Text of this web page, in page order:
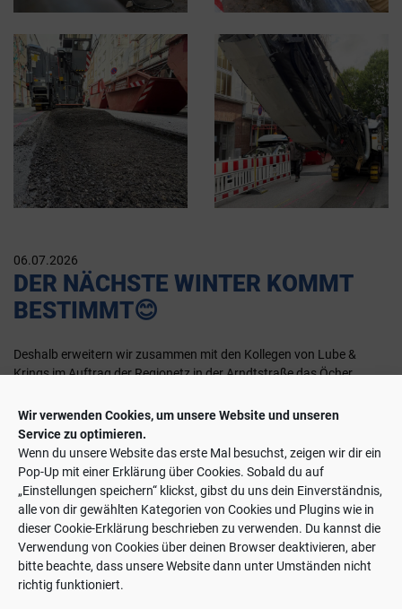
Wir verwenden Cookies, um unsere Website und unseren
Service zu optimieren.
Wenn du unsere Website das erste Mal besuchst, zeigen wir dir ein
Pop-Up mit einer Erklärung über Cookies. Sobald du auf
„Einstellungen speichern“ klickst, gibst du uns dein Einverständnis,
alle von dir gewählten Kategorien von Cookies und Plugins wie in
dieser Cookie-Erklärung beschrieben zu verwenden. Du kannst die
Verwendung von Cookies über deinen Browser deaktivieren, aber
bitte beachte, dass unsere Website dann unter Umständen nicht
richtig funktioniert.
06.07.2026
DER NÄCHSTE WINTER KOMMT
BESTIMMT😊
Deshalb erweitern wir zusammen mit den Kollegen von Lube &
Krings im Auftrag der Regionetz in der Arndtstraße das Öcher
in Abschnitten von 25 Metern.
Der Ausbau des Fernwärmenetzes und dessen Umstellung von
fossilen Energieträgern auf erneuerbare Energien sind zentrale
Bestandteile des Konzeptes „Wärmewende Aachen“.
AKTUELLES